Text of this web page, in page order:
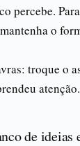
percebe.
o
troque o
atenção.
de ideias